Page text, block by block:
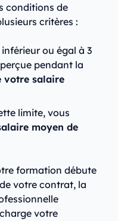
conditions de
critères :
ou égal à 3
pendant la
votre salaire
limite, vous
moyen de
formation débute
votre contrat, la
votre